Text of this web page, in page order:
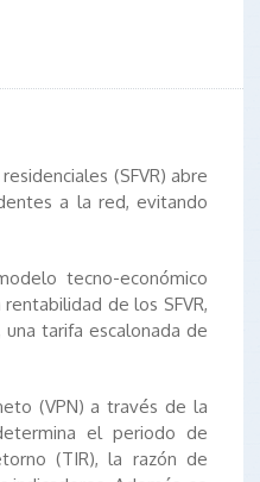
(SFVR) abre
a la red, evitando
tecno-económico
de los SFVR,
tarifa escalonada de
(VPN) a través de la
el periodo de
(TIR), la razón de